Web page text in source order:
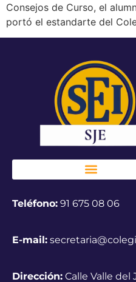
Consejos de Curso, el
portó el estandarte del
Teléfono: 91 675 08 06
E-mail:
Dirección: Calle Valle del